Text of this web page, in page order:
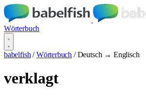
Wörterbuch
babelfish / Wörterbuch / Deutsch → Englisch
verklagt